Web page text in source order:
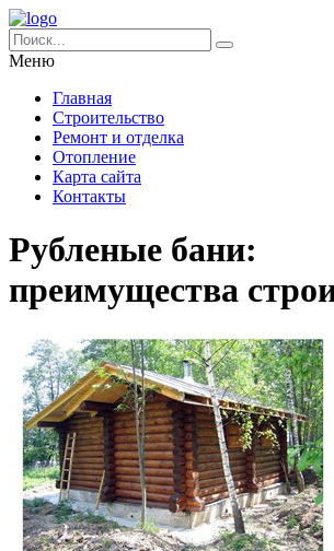
Меню
Главная
Строительство
Ремонт и отделка
Отопление
Карта сайта
Контакты
Рубленые бани:
преимущества